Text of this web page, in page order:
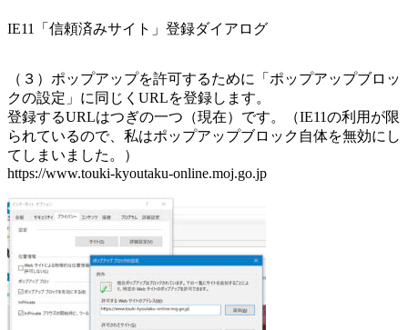
IE11「信頼済みサイト」登録ダイアログ
（３）ポップアップを許可するために「ポップアップブロッ
クの設定」に同じくURLを登録します。
登録するURLはつぎの一つ（現在）です。（IE11の利用が限
られているので、私はポップアップブロック自体を無効にし
てしまいました。）
https://www.touki-kyoutaku-online.moj.go.jp